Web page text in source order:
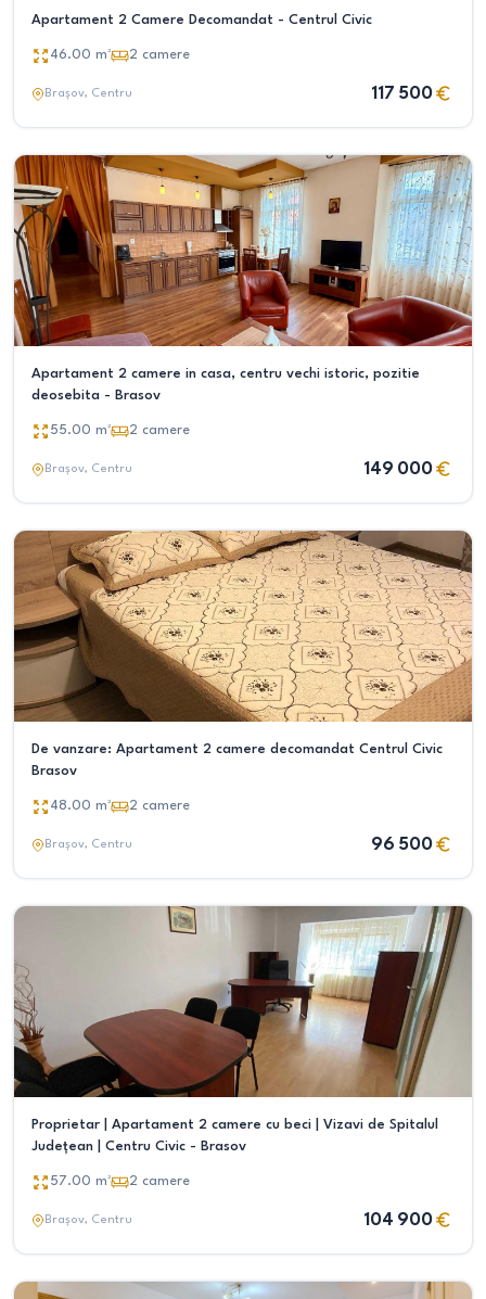
Apartament 2 Camere Decomandat - Centrul Civic
46.00 m² 2 camere
Brașov, Centru 117 500
Apartament 2 camere in casa, centru vechi istoric, pozitie
deosebita - Brasov
55.00 m² 2 camere
Brașov, Centru 149 000
De vanzare: Apartament 2 camere decomandat Centrul Civic
Brasov
48.00 m² 2 camere
Brașov, Centru 96 500
Proprietar | Apartament 2 camere cu beci | Vizavi de Spitalul
Județean | Centru Civic - Brasov
57.00 m² 2 camere
Brașov, Centru 104 900